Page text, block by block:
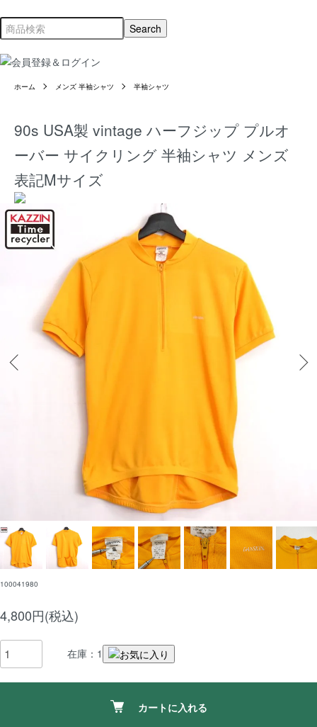
ホーム メンズ 半袖シャツ 半袖シャツ
90s USA製 vintage ハーフジップ プルオ
ーバー サイクリング 半袖シャツ メンズ
表記Mサイズ
100041980
4,800円(税込)
在庫：1
カートに入れる